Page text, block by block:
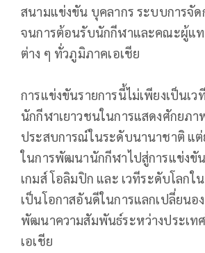
สนามแข่งขัน บุคลากร ระบบการจั
จนการต้อนรับนักกีฬาและคณะผู้แท
ต่าง ๆ ทั่วภูมิภาคเอเชีย
การแข่งขันรายการนี้ไม่เพียงเป็นเ
นักกีฬาเยาวชนในการแสดงศักยภา
ประสบการณ์ในระดับนานาชาติ แต่
ในการพัฒนานักกีฬาไปสู่การแข่งขั
เกมส์ โอลิมปิก และ เวทีระดับโลกใ
เป็นโอกาสอันดีในการแลกเปลี่ยนอ
พัฒนาความสัมพันธ์ระหว่างประเท
เอเชีย